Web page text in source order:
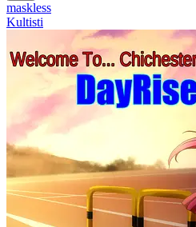
maskless
Kultisti